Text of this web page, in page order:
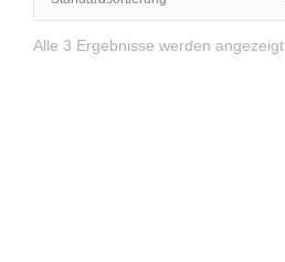
Alle 3 Ergebnisse werden angezeigt